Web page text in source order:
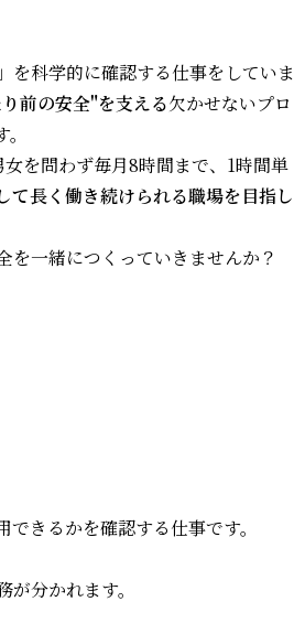
を科学的に確認する仕事をしていま
前の安全"を支える欠かせないプロ
を問わず毎月8時間まで、1時間単
て長く働き続けられる職場を目指し
を一緒につくっていきませんか？
きるかを確認する仕事です。
分かれます。